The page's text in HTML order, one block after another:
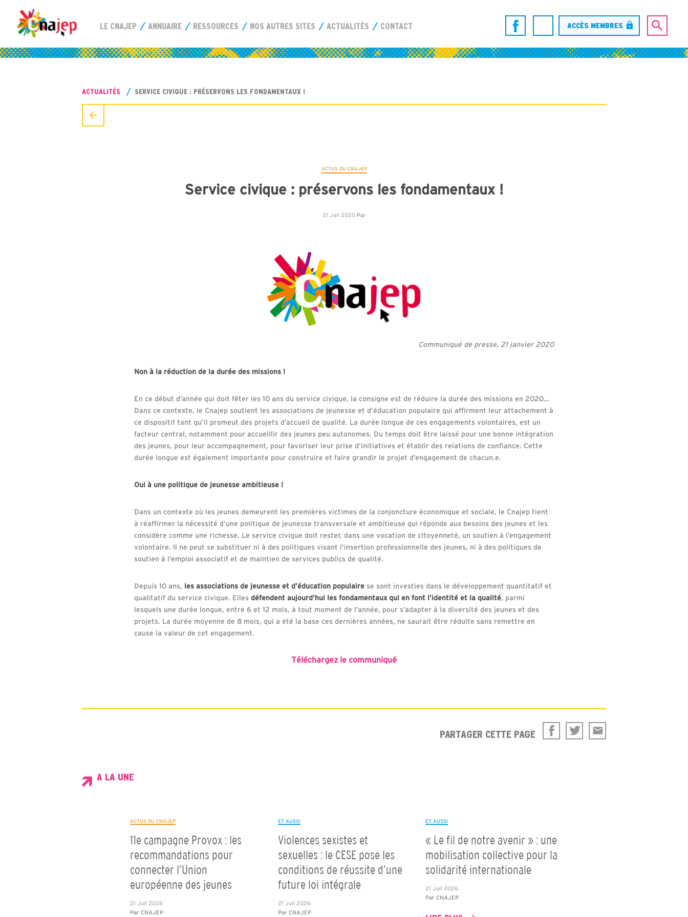
LE CNAJEP ANNUAIRE RESSOURCES NOS AUTRES SITES ACTUALITÉS CONTACT ACCÈS MEMBRES
ACTUALITÉS SERVICE CIVIQUE : PRÉSERVONS LES FONDAMENTAUX !
ACTUS DU CNAJEP
Service civique : préservons les fondamentaux !
21 Jan 2020 Par
Communiqué de presse, 21 janvier 2020
Non à la réduction de la durée des missions !
En ce début d’année qui doit fêter les 10 ans du service civique, la consigne est de réduire la durée des missions en 2020…
Dans ce contexte, le Cnajep soutient les associations de jeunesse et d’éducation populaire qui affirment leur attachement à
ce dispositif tant qu’il promeut des projets d’accueil de qualité. La durée longue de ces engagements volontaires, est un
facteur central, notamment pour accueillir des jeunes peu autonomes. Du temps doit être laissé pour une bonne intégration
des jeunes, pour leur accompagnement, pour favoriser leur prise d’initiatives et établir des relations de confiance. Cette
durée longue est également importante pour construire et faire grandir le projet d’engagement de chacun.e.
Oui à une politique de jeunesse ambitieuse !
Dans un contexte où les jeunes demeurent les premières victimes de la conjoncture économique et sociale, le Cnajep tient
à réaffirmer la nécessité d’une politique de jeunesse transversale et ambitieuse qui réponde aux besoins des jeunes et les
considère comme une richesse. Le service civique doit rester, dans une vocation de citoyenneté, un soutien à l’engagement
volontaire. Il ne peut se substituer ni à des politiques visant l’insertion professionnelle des jeunes, ni à des politiques de
soutien à l’emploi associatif et de maintien de services publics de qualité.
Depuis 10 ans, les associations de jeunesse et d’éducation populaire se sont investies dans le développement quantitatif et
qualitatif du service civique. Ellesdéfendent aujourd’hui les fondamentaux qui en font l’identité et la qualité, parmi
lesquels une durée longue, entre 6 et 12 mois, à tout moment de l’année, pour s’adapter à la diversité des jeunes et des
projets. La durée moyenne de 8 mois, qui a été la base ces dernières années, ne saurait être réduite sans remettre en
cause la valeur de cet engagement.
Téléchargez le communiqué
PARTAGER CETTE PAGE
A LA UNE
ACTUS DU CNAJEP
11e campagne Provox : les
recommandations pour
connecter l’Union
européenne des jeunes
21 Juil 2026
ParCNAJEP
ET AUSSI
Violences sexistes et
sexuelles : le CESE pose les
conditions de réussite d’une
future loi intégrale
21 Juil 2026
Par CNAJEP
ET AUSSI
« Le fil de notre avenir » : une
mobilisation collective pour la
solidarité internationale
21 Juil 2026
ParCNAJEP